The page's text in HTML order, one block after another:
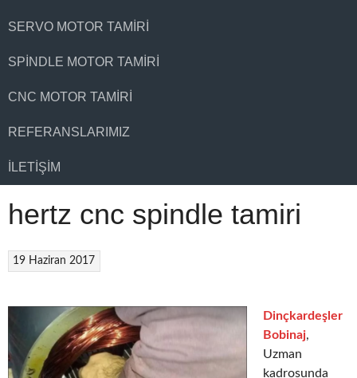
SERVO MOTOR TAMIRI
SPINDLE MOTOR TAMIRI
CNC MOTOR TAMIRI
REFERANSLARIMIZ
İLETIŞIM
hertz cnc spindle tamiri
19 Haziran 2017
Dinçkardeşler
Bobinaj,
Uzman
kadrosunda